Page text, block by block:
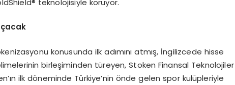
teknolojisiyle koruyor.
konusunda ilk adımını atmış, İngilizcede hisse
birleşiminden türeyen, Stoken Finansal Teknolojiler
ilk döneminde Türkiye’nin önde gelen spor kulüpleriyle